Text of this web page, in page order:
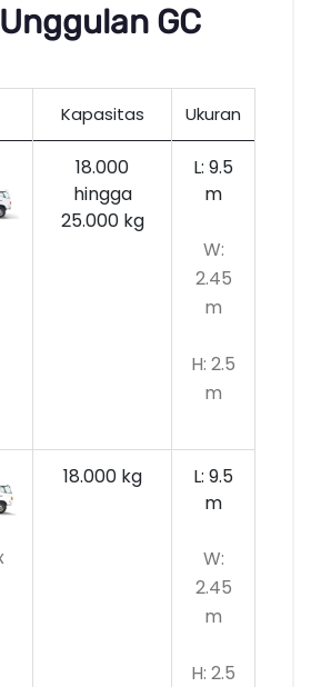
GC
Kapasitas Ukuran
18.000
hingga
25.000 kg
L: 9.5
m
W:
2.45
m
H: 2.5
m
18.000 kg
L: 9.5
m
W:
2.45
m
H: 2.5